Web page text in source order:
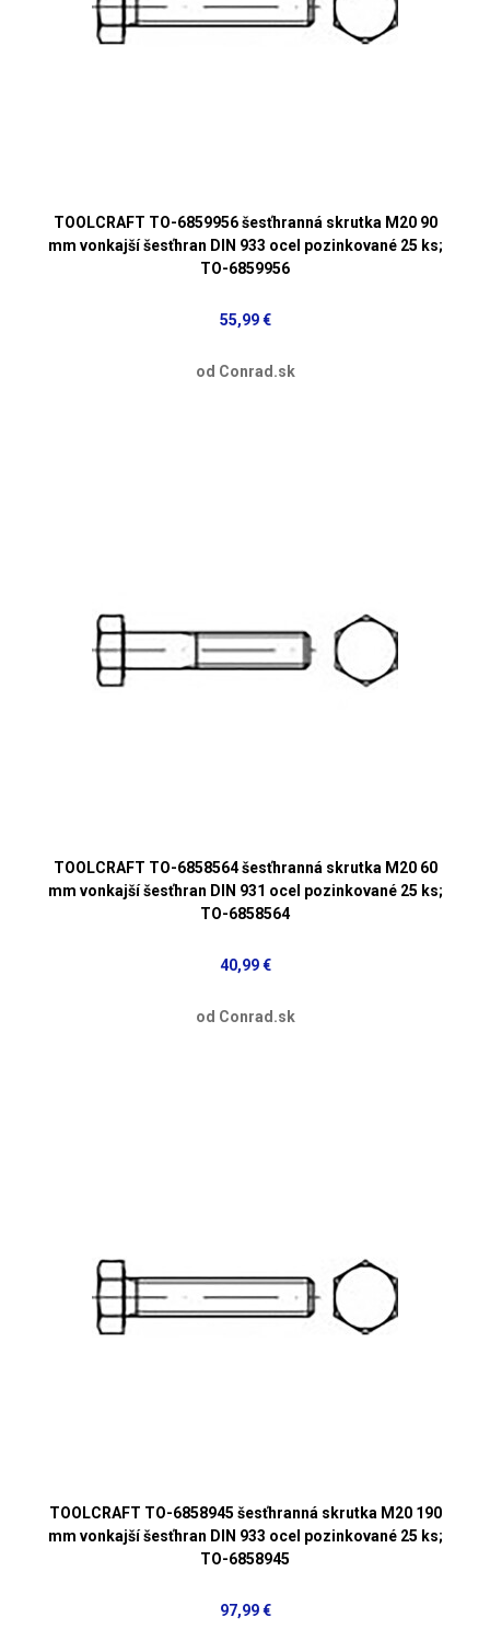
TOOLCRAFT TO-6859956 šesťhranná skrutka M20 90
mm vonkajší šesťhran DIN 933 ocel pozinkované 25 ks;
TO-6859956
55,99 €
od Conrad.sk
TOOLCRAFT TO-6858564 šesťhranná skrutka M20 60
mm vonkajší šesťhran DIN 931 ocel pozinkované 25 ks;
TO-6858564
40,99 €
od Conrad.sk
TOOLCRAFT TO-6858945 šesťhranná skrutka M20 190
mm vonkajší šesťhran DIN 933 ocel pozinkované 25 ks;
TO-6858945
97,99 €